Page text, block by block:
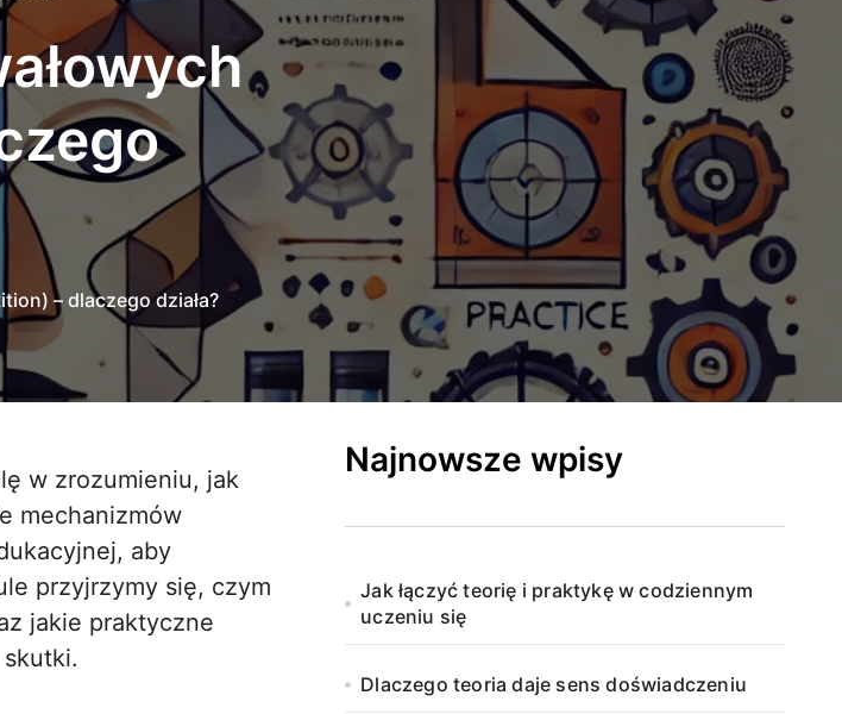
– dlaczego działa?
mechanizmów
aby
przyjrzymy się, czym
jakie praktyczne
Najnowsze wpisy
Jak łączyć teorię i praktykę w codziennym
uczeniu się
Dlaczego teoria daje sens doświadczeniu